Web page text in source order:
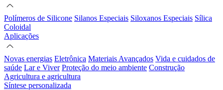
Polímeros de Silicone Silanos Especiais Siloxanos Especiais Sílica
Coloidal
Aplicações
Novas energias Eletrônica Materiais Avançados Vida e cuidados de
saúde Lar e Viver Proteção do meio ambiente Construção
Agricultura e agricultura
Síntese personalizada